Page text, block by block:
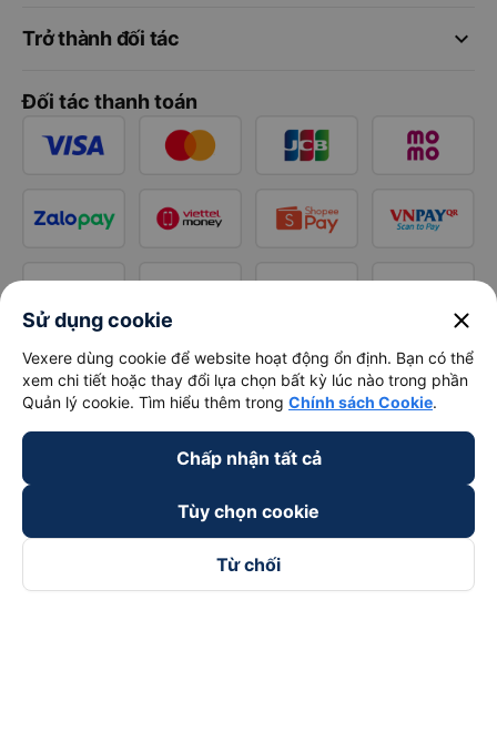
keyboard_arrow_down
Trở thành đối tác
Đối tác thanh toán
Sử dụng cookie close
Vexere dùng cookie để website hoạt động ổn định. Bạn có thể
xem chi tiết hoặc thay đổi lựa chọn bất kỳ lúc nào trong phần
Quản lý cookie. Tìm hiểu thêm trong Chính sách Cookie.
Chấp nhận tất cả
Tùy chọn cookie
Từ chối